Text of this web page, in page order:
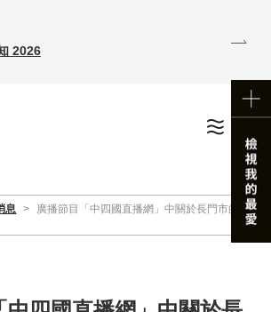
2026
息 >
廣播節目「中四國直播網」中關於長門市的